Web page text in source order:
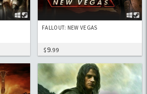
FALLOUT: NEW VEGAS
$9.99